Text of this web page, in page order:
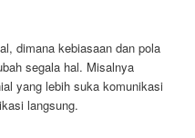
dimana kebiasaan dan pola
segala hal. Misalnya
yang lebih suka komunikasi
langsung.